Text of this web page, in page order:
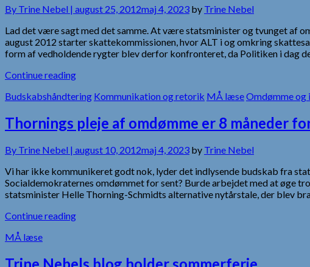
By Trine Nebel | august 25, 2012maj 4, 2023 by Trine Nebel
Lad det være sagt med det samme. At være statsminister og tvunget af
august 2012 starter skattekommissionen, hvor ALT i og omkring
form af vedholdende rygter blev derfor konfronteret, da Politiken i dag
Continue reading
Budskabshåndtering Kommunikation og retorik MÅ læseOmdømme og
Thornings pleje af omdømme er 8 måneder
By Trine Nebel | august 10, 2012maj 4, 2023 by Trine Nebel
Vi har ikke kommunikeret godt nok, lyder det indlysende budskab fra
Socialdemokraternes omdømmet for sent? Burde arbejdet med at øge
statsminister Helle Thorning-Schmidts alternative nytårstale, der blev
Continue reading
MÅ læse